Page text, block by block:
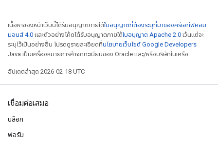
เนื้อหาของหน้าเว็บนี้ได้รับอนุญาตภายใต้ใบอนุญาตที่ต้องระบุที่มาของครีเอทีฟคอม
มอนส์ 4.0 และตัวอย่างโค้ดได้รับอนุญาตภายใต้ใบอนุญาต Apache 2.0 เว้นแต่จะ
ระบุไว้เป็นอย่างอื่น โปรดดูรายละเอียดที่นโยบายเว็บไซต์ Google Developers
Java เป็นเครื่องหมายการค้าจดทะเบียนของ Oracle และ/หรือบริษัทในเครือ
อัปเดตล่าสุด 2026-02-18 UTC
เชื่อมต่อเสมอ
บล็อก
ฟอรัม